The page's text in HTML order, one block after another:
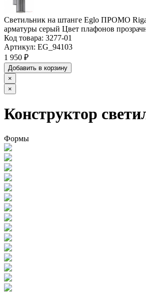
Светильник на штанге Eglo ПРОМО
арматуры серый Цвет плафонов
Код товара: 3277-01
Артикул: EG_94103
1 950 ₽
Добавить в корзину
×
×
Конструктор
Формы